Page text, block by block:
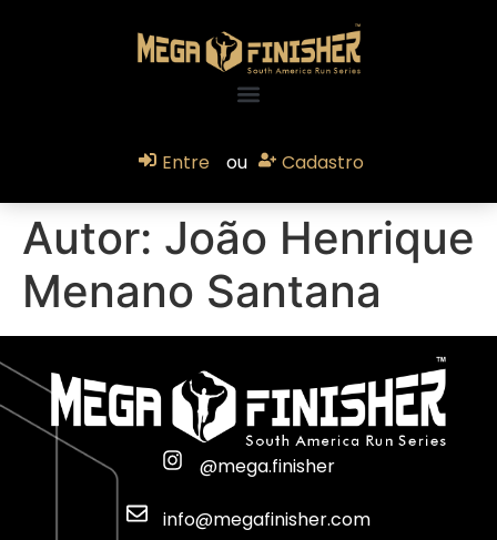
Entre ou Cadastro
Autor: João Henrique
Menano Santana
@mega.finisher
info@megafinisher.com